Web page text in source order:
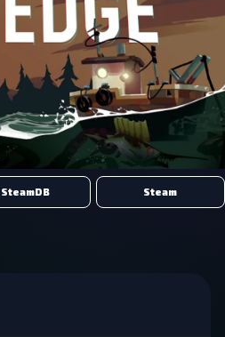
SteamDB Steam